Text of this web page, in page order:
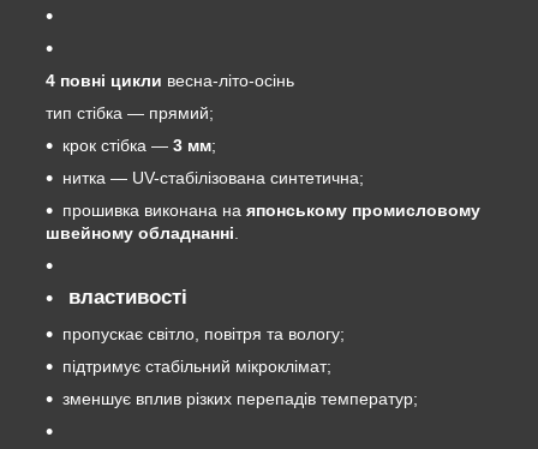
4 повні цикли весна-літо-осінь
тип стібка — прямий;
крок стібка — 3 мм;
нитка — UV-стабілізована синтетична;
прошивка виконана на японському промисловому
швейному обладнанні.
властивості
пропускає світло, повітря та вологу;
підтримує стабільний мікроклімат;
зменшує вплив різких перепадів температур;